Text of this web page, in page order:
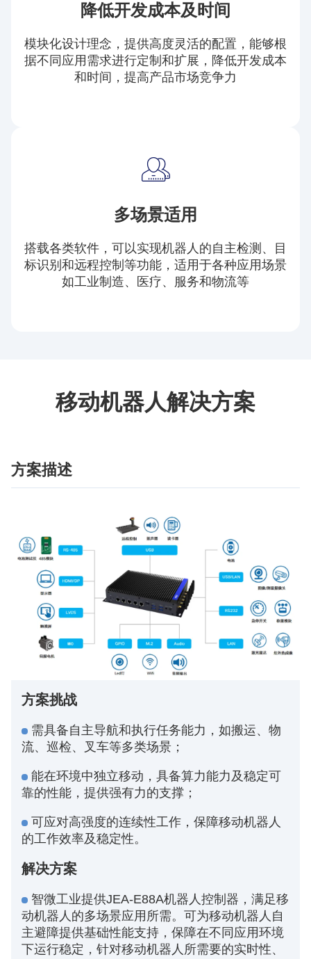
降低开发成本及时间
模块化设计理念，提供高度灵活的配置，能够根
据不同应用需求进行定制和扩展，降低开发成本
和时间，提高产品市场竞争力
多场景适用
搭载各类软件，可以实现机器人的自主检测、目
标识别和远程控制等功能，适用于各种应用场景
如工业制造、医疗、服务和物流等
移动机器人解决方案
方案描述
方案挑战
需具备自主导航和执行任务能力，如搬运、物
流、巡检、叉车等多类场景；
能在环境中独立移动，具备算力能力及稳定可
靠的性能，提供强有力的支撑；
可应对高强度的连续性工作，保障移动机器人
的工作效率及稳定性。
解决方案
智微工业提供JEA-E88A机器人控制器，满足移
动机器人的多场景应用所需。可为移动机器人自
主避障提供基础性能支持，保障在不同应用环境
下运行稳定，针对移动机器人所需要的实时性、